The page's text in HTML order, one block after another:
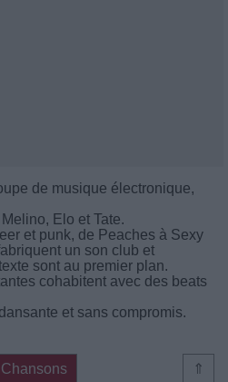
de musique électronique,
Elo et Tate.
et punk, de Peaches à Sexy
un son club et
sont au premier plan.
cohabitent avec des beats
et sans compromis.
⇑